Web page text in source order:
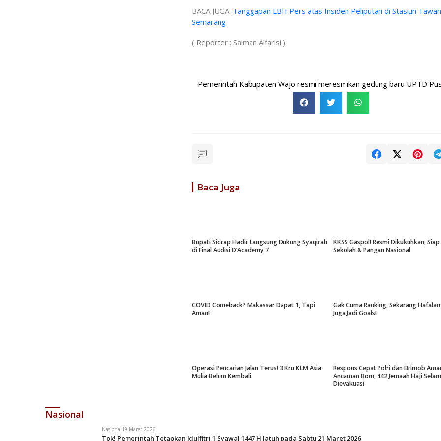
BACA JUGA: Tanggapan LBH Pers atas Insiden Peliputan di Stasiun
Semarang
( Reporter : Salman Alfarisi )
Pemerintah Kabupaten Wajo resmi meresmikan gedung baru UPTD
Baca Juga
Bupati Sidrap Hadir Langsung Dukung Syaqirah
di Final Audisi D’Academy 7
KKSS Gaspol! Resmi Dikukuhkan,
Sekolah & Pangan Nasional
COVID Comeback? Makassar Dapat 1, Tapi
Aman!
Gak Cuma Ranking, Sekarang Hafalan
Juga Jadi Goals!
Operasi Pencarian Jalan Terus! 3 Kru KLM Asia
Mulia Belum Kembali
Respons Cepat Polri dan Brimob
Ancaman Bom, 442 Jemaah Haji
Dievakuasi
Nasional
Nasional19 Maret 2026
Tok! Pemerintah Tetapkan Idulfitri 1 Syawal 1447 H Jatuh pada Sabtu 21 Maret 2026